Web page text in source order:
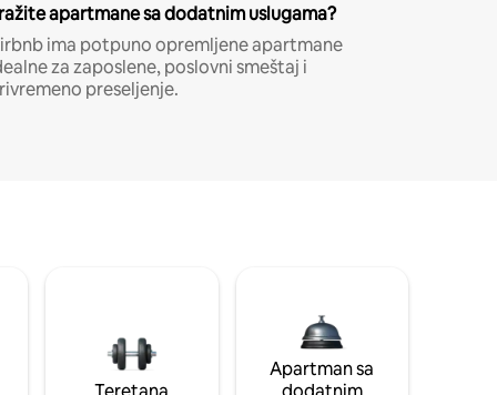
apartmane sa dodatnim uslugama?
ima potpuno opremljene apartmane
za zaposlene, poslovni smeštaj i
preseljenje.
Apartman sa